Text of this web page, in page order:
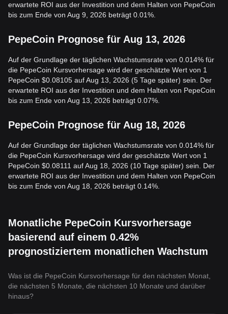
erwartete ROI aus der Investition und dem Halten von PepeCoin
bis zum Ende von Aug 9, 2026 beträgt 0.01%.
PepeCoin Prognose für Aug 13, 2026
Auf der Grundlage der täglichen Wachstumsrate von 0.014% für
die PepeCoin Kursvorhersage wird der geschätzte Wert von 1
PepeCoin $0.08105 auf Aug 13, 2026 (5 Tage später) sein. Der
erwartete ROI aus der Investition und dem Halten von PepeCoin
bis zum Ende von Aug 13, 2026 beträgt 0.07%.
PepeCoin Prognose für Aug 18, 2026
Auf der Grundlage der täglichen Wachstumsrate von 0.014% für
die PepeCoin Kursvorhersage wird der geschätzte Wert von 1
PepeCoin $0.08111 auf Aug 18, 2026 (10 Tage später) sein. Der
erwartete ROI aus der Investition und dem Halten von PepeCoin
bis zum Ende von Aug 18, 2026 beträgt 0.14%.
Monatliche PepeCoin Kursvorhersage
basierend auf einem 0.42%
prognostiziertem monatlichen Wachstum
Was ist die PepeCoin Kursvorhersage für den nächsten Monat,
die nächsten 5 Monate, die nächsten 10 Monate und darüber
hinaus?